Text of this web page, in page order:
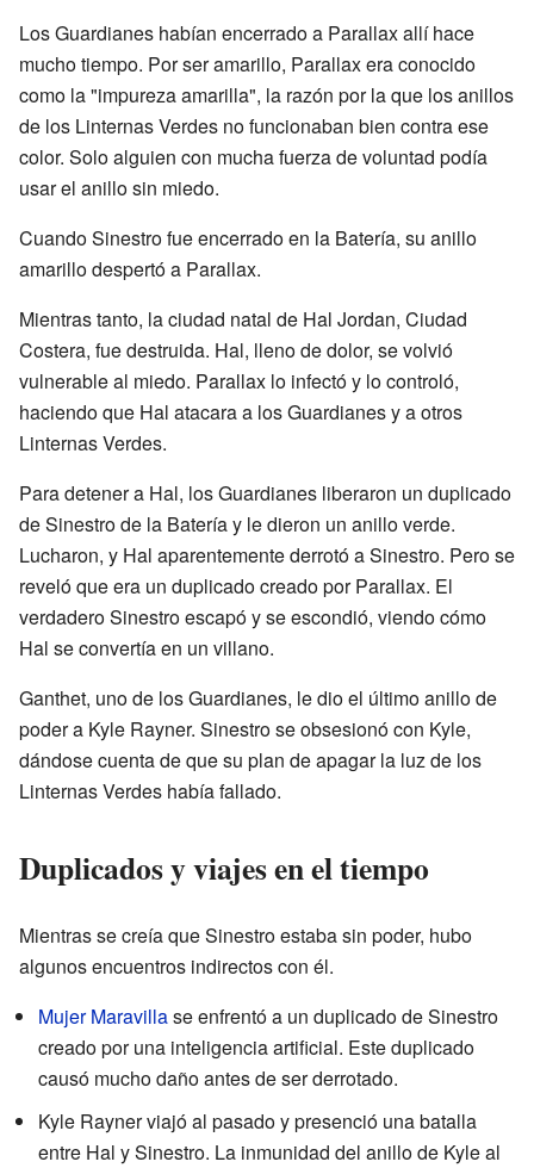
Los Guardianes habían encerrado a Parallax allí hace
mucho tiempo. Por ser amarillo, Parallax era conocido
como la "impureza amarilla", la razón por la que los anillos
de los Linternas Verdes no funcionaban bien contra ese
color. Solo alguien con mucha fuerza de voluntad podía
usar el anillo sin miedo.
Cuando Sinestro fue encerrado en la Batería, su anillo
amarillo despertó a Parallax.
Mientras tanto, la ciudad natal de Hal Jordan, Ciudad
Costera, fue destruida. Hal, lleno de dolor, se volvió
vulnerable al miedo. Parallax lo infectó y lo controló,
haciendo que Hal atacara a los Guardianes y a otros
Linternas Verdes.
Para detener a Hal, los Guardianes liberaron un duplicado
de Sinestro de la Batería y le dieron un anillo verde.
Lucharon, y Hal aparentemente derrotó a Sinestro. Pero se
reveló que era un duplicado creado por Parallax. El
verdadero Sinestro escapó y se escondió, viendo cómo
Hal se convertía en un villano.
Ganthet, uno de los Guardianes, le dio el último anillo de
poder a Kyle Rayner. Sinestro se obsesionó con Kyle,
dándose cuenta de que su plan de apagar la luz de los
Linternas Verdes había fallado.
Duplicados y viajes en el tiempo
Mientras se creía que Sinestro estaba sin poder, hubo
algunos encuentros indirectos con él.
Mujer Maravillase enfrentó a un duplicado de Sinestro
creado por una inteligencia artificial. Este duplicado
causó mucho daño antes de ser derrotado.
Kyle Rayner viajó al pasado y presenció una batalla
entre Hal y Sinestro. La inmunidad del anillo de Kyle al